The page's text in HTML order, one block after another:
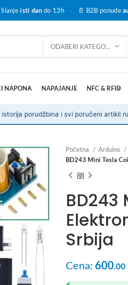
Slanjeisti dan do 13h · 📄 B2B ponude
ODABERI KATEGORIJU
NAPONA NAPAJANJE NFC & RFID
porudžbina i svi poručeni artikli
Početna Arduino
BD243 Mini Tesla
BD243
Srbija
Cena: 600.00